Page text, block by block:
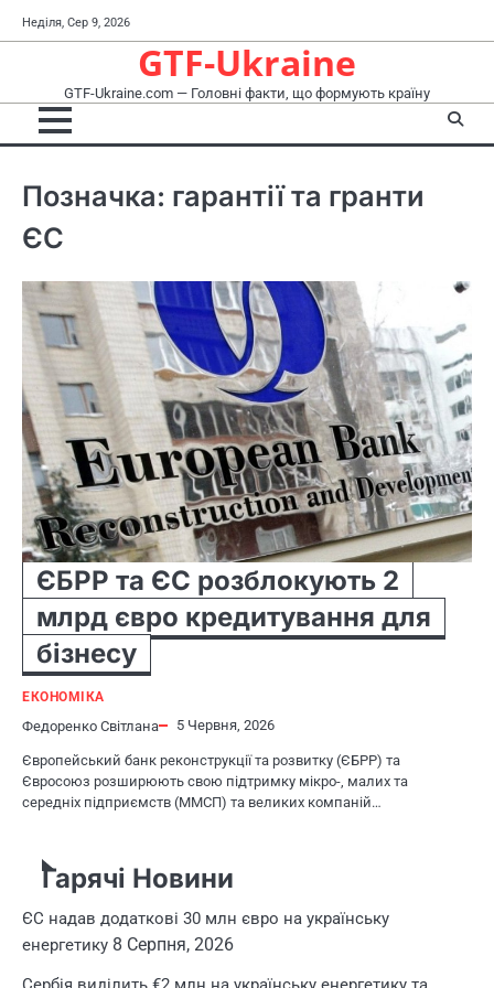
до
Неділя, Сер 9, 2026
GTF-Ukraine
GTF-Ukraine.com — Головні факти, що формують країну
Позначка: гарантії та гранти
ЄС
ЄБРР та ЄС розблокують 2
млрд євро кредитування для
бізнесу
ЕКОНОМІКА
Федоренко Світлана 5 Червня, 2026
Європейський банк реконструкції та розвитку (ЄБРР) та
Євросоюз розширюють свою підтримку мікро-, малих та
середніх підприємств (ММСП) та великих компаній…
Гарячі Новини
ЄС надав додаткові 30 млн євро на українську
енергетику 8 Серпня, 2026